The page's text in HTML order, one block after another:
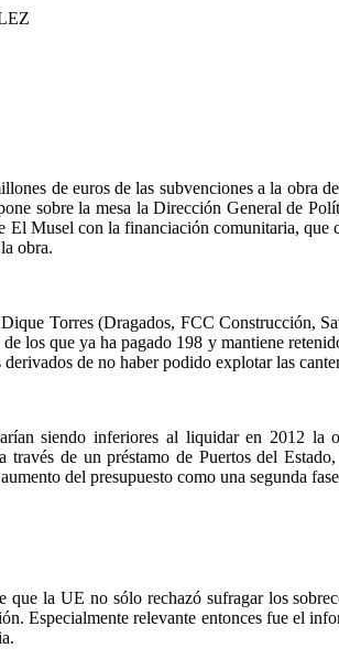
de euros de las subvenciones a la obra
sobre la mesa la Dirección General de
Musel con la financiación comunitaria,
obra.
Torres (Dragados, FCC Construcción,
los que ya ha pagado 198 y mantiene
de no haber podido explotar las
siendo inferiores al liquidar en 2012
de un préstamo de Puertos del
del presupuesto como una segunda
la UE no sólo rechazó sufragar los
Especialmente relevante entonces fue el